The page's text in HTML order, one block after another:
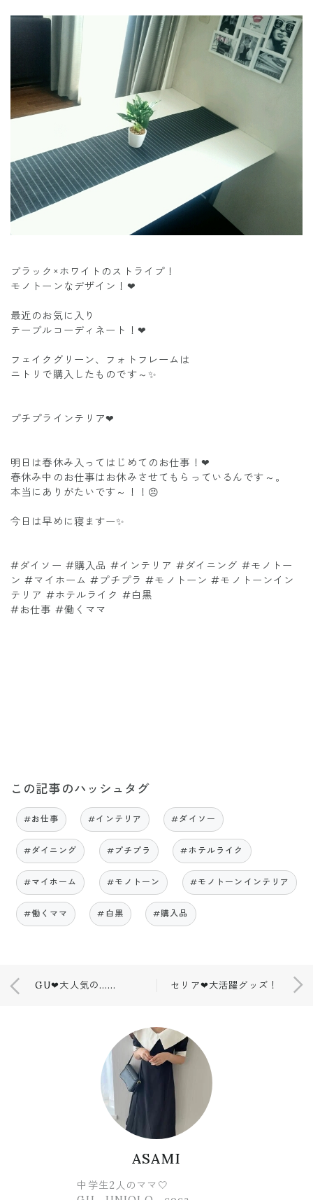
ブラック×ホワイトのストライプ！
モノトーンなデザイン！❤
最近のお気に入り
テーブルコーディネート！❤
フェイクグリーン、フォトフレームは
ニトリで購入したものです～✨
プチプラインテリア❤
明日は春休み入ってはじめてのお仕事！❤
春休み中のお仕事はお休みさせてもらっているんです～。
本当にありがたいです～！！😣
今日は早めに寝ますー✨
#ダイソー #購入品 #インテリア #ダイニング #モノトー
ン #マイホーム #プチプラ #モノトーン #モノトーンイン
テリア #ホテルライク #白黒
#お仕事 #働くママ
この記事のハッシュタグ
#お仕事 #インテリア #ダイソー
#ダイニング #プチプラ #ホテルライク
#マイホーム #モノトーン #モノトーンインテリア
#働くママ #白黒 #購入品
GU❤大人気の…✨購入品 セリア❤大活躍グッズ！
ASAMI
中学生2人のママ🤍